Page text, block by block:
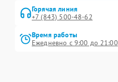
Горячая линия
+7 (843) 500-48-62
Время работы
Ежедневно с 9:00 до 21:00